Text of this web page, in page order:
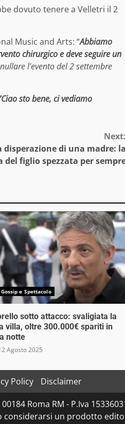
dovuto tenere a Velletri il 2
Music and Arts: “Abbiamo
chirurgico e deve seguire un
l’evento del 2 settembre
sto bene, ci vediamo
disperazione di una madre:
del figlio spezzata per
Gossip e Spettacolo
sotto attacco: svaligiata la
villa, oltre 300.000€ spariti in
notte
Agosto 2025
Policy
Disclaimer
Roma RM - P.Iva
un prodotto